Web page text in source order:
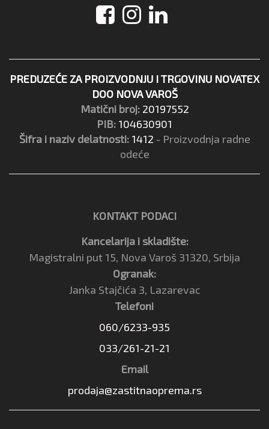
PREDUZEĆE ZA PROIZVODNJU I TRGOVINU NOVATEX
DOO NOVA VAROŠ
Matični broj: 20197552
PIB: 104630901
Šifra i naziv delatnosti: 1412 - Proizvodnja radne
odeće
KONTAKT PODACI
Kancelarija i skladište:
Magistralni put 15, Nova Varoš 31320, Srbija
Ogranak:
Janka Stajčića 3, Lazarevac
Telefoni
060/6233-935
033/261-21-21
Email
prodaja@zastitnaoprema.rs